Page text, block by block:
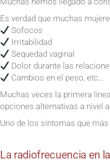
Es verdad que muchas
Sofocos
Irritabilidad
Sequedad vaginal
Dolor durante las
Cambios en el peso, etc…
Muchas veces la primera
opciones alternativas a nivel
Uno de los síntomas que
La radiofrecuencia en